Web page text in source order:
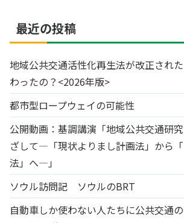
最近の投稿
地域公共交通活性化再生法が改正され
わったの？<2026年版>
都市型ロープウェイの可能性
公開動画：基調講演「地域公共交通研
ざして―「現状よりまし計画法」から
法」へ―」
ソウル訪問記 ソウルのBRT
自動車しか使わない人たちに公共交通